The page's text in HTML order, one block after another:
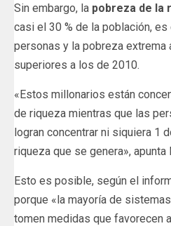
Sin embargo, la pobreza de la
casi el 30 % de la población,
personas y la pobreza extrema
superiores a los de 2010.
«Estos millonarios están
de riqueza mientras que las
logran concentrar ni siquiera 1
riqueza que se genera», apunta
Esto es posible, según el
porque «la mayoría de
tomen medidas que favorecen